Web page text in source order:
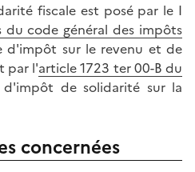
fiscale est posé par le I
du code général des impôts
d'impôt sur le revenu et de
par l'article 1723 ter 00-B du
de solidarité sur la
concernées